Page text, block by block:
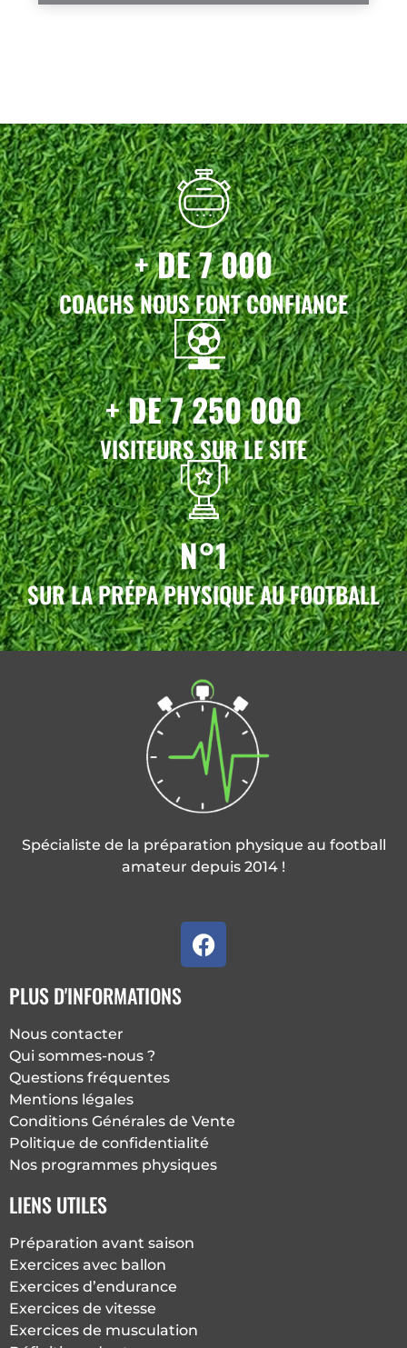
+ DE 7 000
COACHS NOUS FONT CONFIANCE
+ DE 7 250 000
VISITEURS SUR LE SITE
N°1
SUR LA PRÉPA PHYSIQUE AU FOOTBALL
Spécialiste de la préparation physique au football
amateur depuis 2014 !
F
a
PLUS D'INFORMATIONS
Nous contacter
Qui sommes-nous ?
Questions fréquentes
Mentions légales
Conditions Générales de Vente
Politique de confidentialité
Nos programmes physiques
LIENS UTILES
Préparation avant saison
Exercices avec ballon
Exercices d’endurance
Exercices de vitesse
Exercices de musculation